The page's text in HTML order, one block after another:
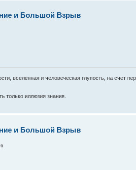
и Большой Взрыв
вселенная и человеческая глупость, на счет
только иллюзия знания.
и Большой Взрыв